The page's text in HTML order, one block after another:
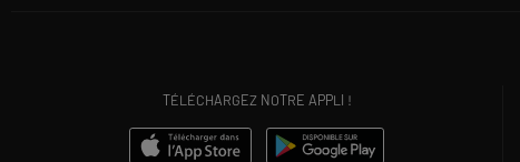
TÉLÉCHARGEZ NOTRE APPLI !